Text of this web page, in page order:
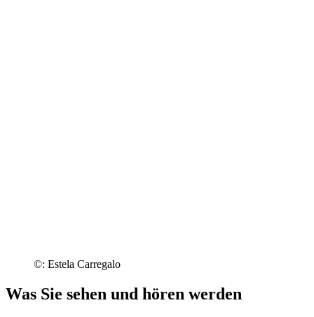
©: Estela Carregalo
Was Sie sehen und hören werden